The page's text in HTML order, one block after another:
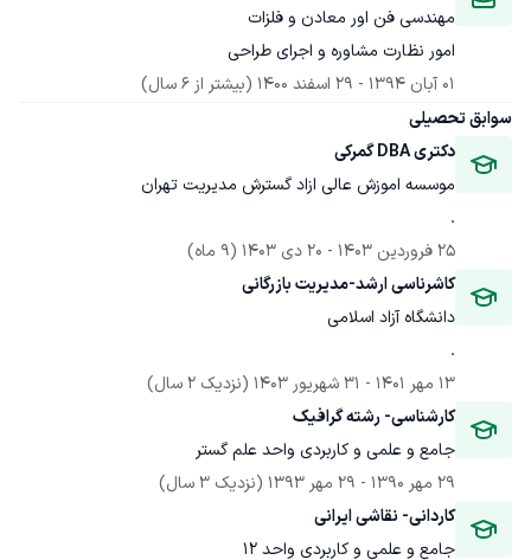
مهندسی فن اور معادن و فلزات
امور نظارت مشاوره و اجرای طراحی
01 آبان 1394
- 29 اسفند 1400
(بیشتر از 6 سال)
سوابق تحصیلی
دکتری DBA گمرکی
موسسه اموزش عالی ازاد گسترش مدیریت تهران
.
25 فروردین 1403
- 20 دی 1403
(9 ماه)
کاشرناسی ارشد-مدیریت بازرگانی
دانشگاه آزاد اسلامی
.
13 مهر 1401
- 31 شهریور 1403
(نزدیک 2 سال)
کارشناسی- رشته گرافیک
جامع و علمی و کاربردی واحد علم گستر
29 مهر 1390
- 29 مهر 1393
(نزدیک 3 سال)
کاردانی- نقاشی ایرانی
جامع و علمی و کاربردی واحد 12